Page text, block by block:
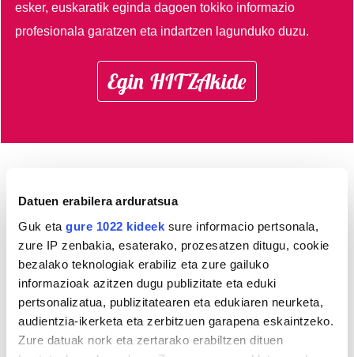
Datuen erabilera arduratsua
Guk eta gure 1022 kideek sure informacio pertsonala,
zure IP zenbakia, esaterako, prozesatzen ditugu, cookie
bezalako teknologiak erabiliz eta zure gailuko
informazioak azitzen dugu publizitate eta eduki
pertsonalizatua, publizitatearen eta edukiaren neurketa,
audientzia-ikerketa eta zerbitzuen garapena eskaintzeko.
Zure datuak nork eta zertarako erabiltzen dituen
esker, euskaratik eginda dagoen tokiko informazio
profesionala garatzen eta indartzen lagunduko duzu.
Egin HITZAkide
1
HIRIGINTZA